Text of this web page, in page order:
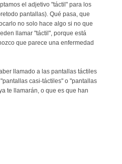
el adjetivo "táctil" para los
pantallas). Qué pasa, que
no solo hace algo si no que
llamar "táctil", porque está
que parece una enfermedad
llamado a las pantallas táctiles
casi-táctiles" o "pantallas
te llamarán, o que es que han